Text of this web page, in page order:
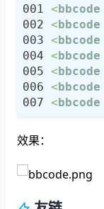
<bbcode
<bbcode
<bbcode
<bbcode
<bbcode
<bbcode
<bbcode
效果：